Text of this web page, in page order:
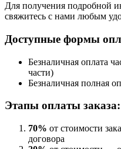
Для получения подробной
свяжитесь с нами любым
Доступные формы
Безналичная оплата
части)
Безналичная полная
Этапы оплаты заказа:
70% от стоимости
договора